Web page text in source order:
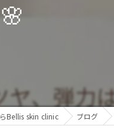
よくあるご質問
Bellis skin clinic ブログ